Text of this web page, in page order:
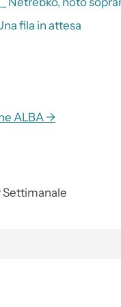
fila in attesa
ALBA →
Settimanale